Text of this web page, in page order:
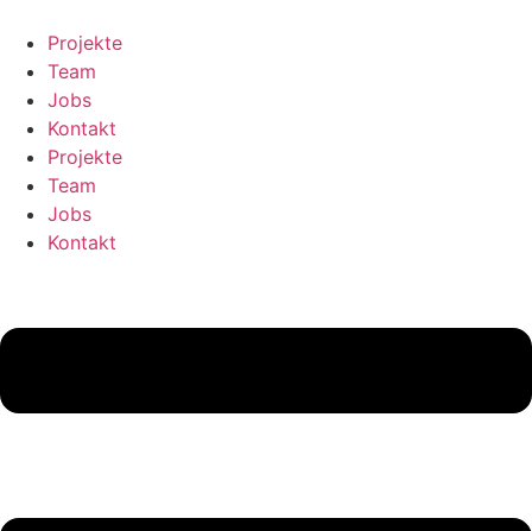
Inhalt
springen
Projekte
Team
Jobs
Kontakt
Projekte
Team
Jobs
Kontakt